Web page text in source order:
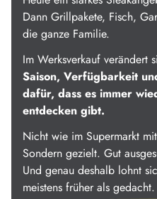
Dann Grillpakete, Fisch,
die ganze Familie.
Im Werksverkauf verändert
Saison, Verfügbarkeit
dafür, dass es immer
entdecken gibt.
Nicht wie im Supermarkt
Sondern gezielt. Gut
Und genau deshalb lohnt
meistens früher als gedacht.